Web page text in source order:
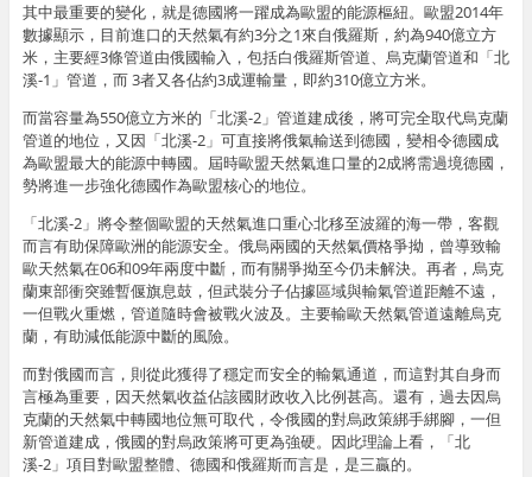
其中最重要的變化，就是德國將一躍成為歐盟的能源樞紐。歐盟2014年
數據顯示，目前進口的天然氣有約3分之1來自俄羅斯，約為940億立方
米，主要經3條管道由俄國輸入，包括白俄羅斯管道、烏克蘭管道和「北
溪-1」管道，而 3者又各佔約3成運輸量，即約310億立方米。
而當容量為550億立方米的「北溪-2」管道建成後，將可完全取代烏克蘭
管道的地位，又因「北溪-2」可直接將俄氣輸送到德國，變相令德國成
為歐盟最大的能源中轉國。屆時歐盟天然氣進口量的2成將需過境德國，
勢將進一步強化德國作為歐盟核心的地位。
「北溪-2」將令整個歐盟的天然氣進口重心北移至波羅的海一帶，客觀
而言有助保障歐洲的能源安全。俄烏兩國的天然氣價格爭拗，曾導致輸
歐天然氣在06和09年兩度中斷，而有關爭拗至今仍未解決。再者，烏克
蘭東部衝突雖暫偃旗息鼓，但武裝分子佔據區域與輸氣管道距離不遠，
一但戰火重燃，管道隨時會被戰火波及。主要輸歐天然氣管道遠離烏克
蘭，有助減低能源中斷的風險。
而對俄國而言，則從此獲得了穩定而安全的輸氣通道，而這對其自身而
言極為重要，因天然氣收益佔該國財政收入比例甚高。還有，過去因烏
克蘭的天然氣中轉國地位無可取代，令俄國的對烏政策綁手綁腳，一但
新管道建成，俄國的對烏政策將可更為強硬。因此理論上看，「北
溪-2」項目對歐盟整體、德國和俄羅斯而言是，是三贏的。